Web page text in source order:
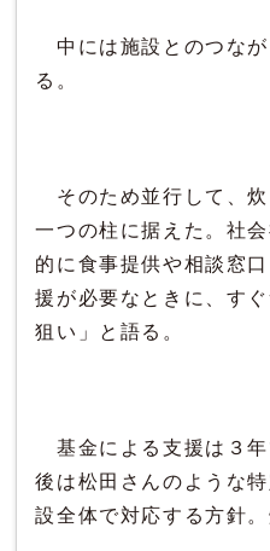
中には施設とのつなが
る。
そのため並行して、炊
一つの柱に据えた。社
的に食事提供や相談窓
援が必要なときに、す
狙い」と語る。
基金による支援は３年
後は松田さんのような
設全体で対応する方針